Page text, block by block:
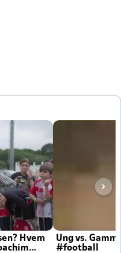
Hvem
Ung vs.
#football